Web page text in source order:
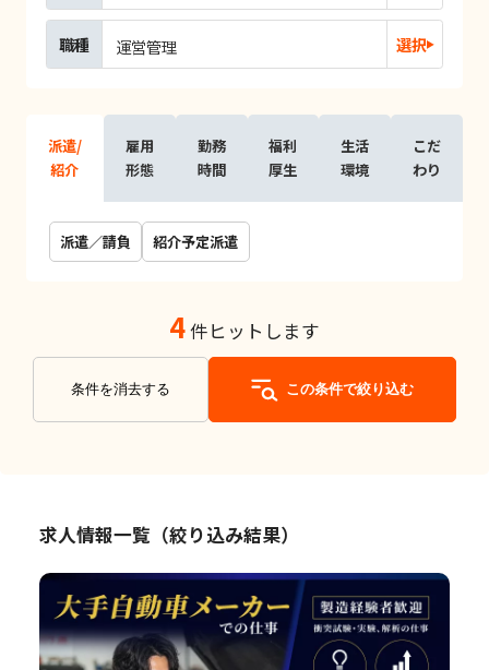
職種 運営管理 選択
派遣/
紹介
雇用
形態
勤務
時間
福利
厚生
生活
環境
こだ
わり
派遣／請負 紹介予定派遣
4件ヒットします
条件を消去する この条件で絞り込む
求人情報一覧（絞り込み結果）